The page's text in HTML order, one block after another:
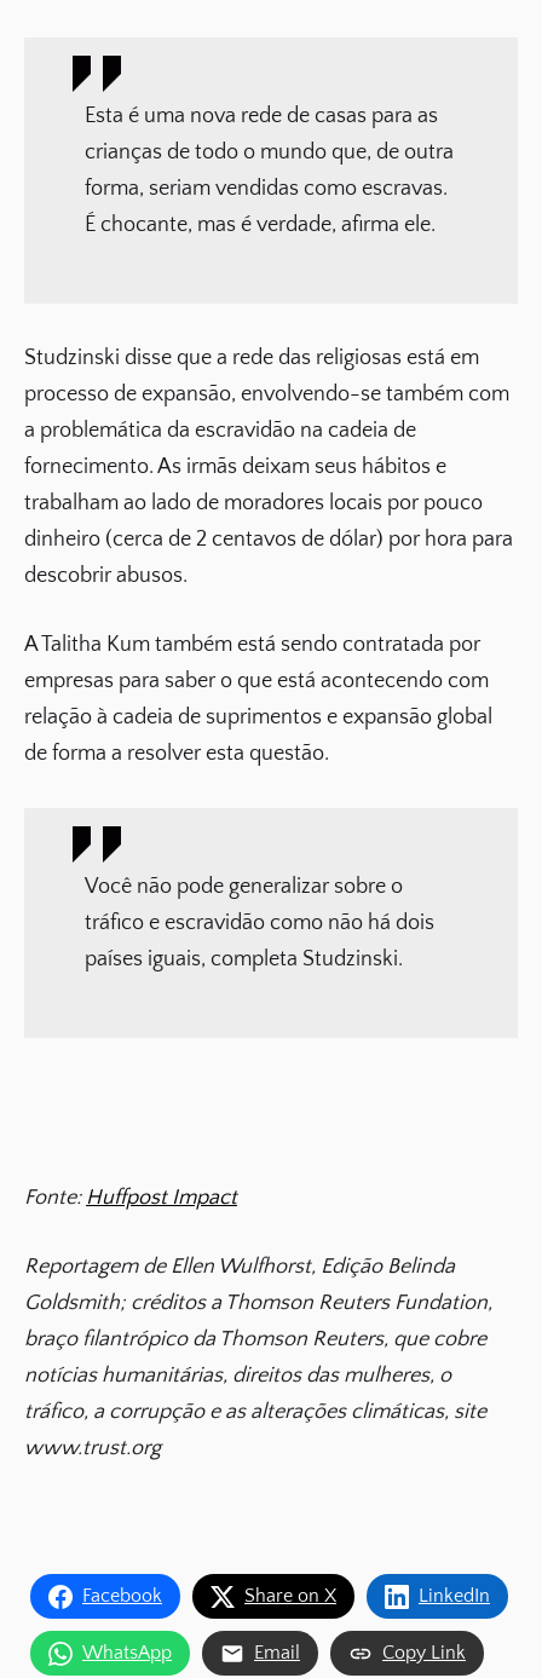
Esta é uma nova rede de casas para as
crianças de todo o mundo que, de outra
forma, seriam vendidas como escravas.
É chocante, mas é verdade, afirma ele.
Studzinski disse que a rede das religiosas está em
processo de expansão, envolvendo-se também com
a problemática da escravidão na cadeia de
fornecimento. As irmãs deixam seus hábitos e
trabalham ao lado de moradores locais por pouco
dinheiro (cerca de 2 centavos de dólar) por hora para
descobrir abusos.
A Talitha Kum também está sendo contratada por
empresas para saber o que está acontecendo com
relação à cadeia de suprimentos e expansão global
de forma a resolver esta questão.
Você não pode generalizar sobre o
tráfico e escravidão como não há dois
países iguais, completa Studzinski.
Fonte: Huffpost Impact
Reportagem de Ellen Wulfhorst, Edição Belinda
Goldsmith; créditos a Thomson Reuters Fundation,
braço filantrópico da Thomson Reuters, que cobre
notícias humanitárias, direitos das mulheres, o
tráfico, a corrupção e as alterações climáticas, site
www.trust.org
Facebook Share on X LinkedIn
WhatsApp Email Copy Link